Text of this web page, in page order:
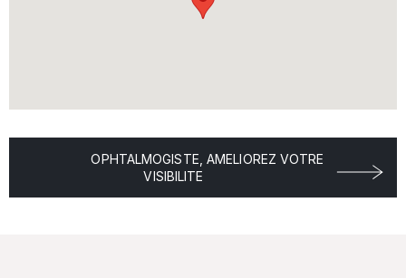
OPHTALMOGISTE, AMELIOREZ VOTRE
VISIBILITE